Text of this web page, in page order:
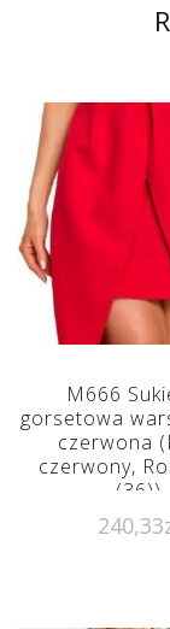
M666
gorsetowa
czerwona
czerwony,
(36))
240,33